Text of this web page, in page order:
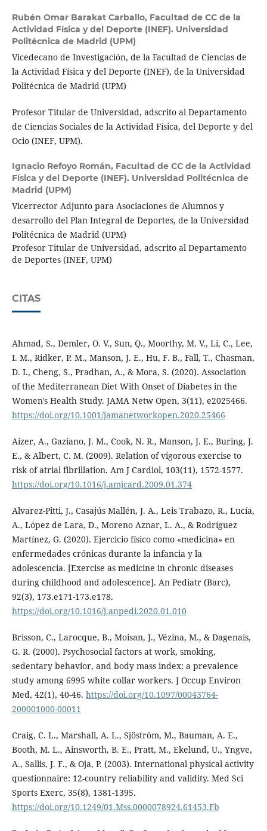
Rubén Omar Barakat Carballo, Facultad de CC de la
Actividad Física y del Deporte (INEF). Universidad
Politécnica de Madrid (UPM)
Vicedecano de Investigación, de la Facultad de Ciencias de
la Actividad Física y del Deporte (INEF), de la Universidad
Politécnica de Madrid (UPM)
Profesor Titular de Universidad, adscrito al Departamento
de Ciencias Sociales de la Actividad Física, del Deporte y del
Ocio (INEF, UPM).
Ignacio Refoyo Román, Facultad de CC de la Actividad
Física y del Deporte (INEF). Universidad Politécnica de
Madrid (UPM)
Vicerrector Adjunto para Asociaciones de Alumnos y
desarrollo del Plan Integral de Deportes, de la Universidad
Politécnica de Madrid (UPM)
Profesor Titular de Universidad, adscrito al Departamento
de Deportes (INEF, UPM)
CITAS
Ahmad, S., Demler, O. V., Sun, Q., Moorthy, M. V., Li, C., Lee,
I. M., Ridker, P. M., Manson, J. E., Hu, F. B., Fall, T., Chasman,
D. I., Cheng, S., Pradhan, A., & Mora, S. (2020). Association
of the Mediterranean Diet With Onset of Diabetes in the
Women's Health Study. JAMA Netw Open, 3(11), e2025466.
https://doi.org/10.1001/jamanetworkopen.2020.25466
Aizer, A., Gaziano, J. M., Cook, N. R., Manson, J. E., Buring, J.
E., & Albert, C. M. (2009). Relation of vigorous exercise to
risk of atrial fibrillation. Am J Cardiol, 103(11), 1572-1577.
https://doi.org/10.1016/j.amjcard.2009.01.374
Alvarez-Pitti, J., Casajús Mallén, J. A., Leis Trabazo, R., Lucía,
A., López de Lara, D., Moreno Aznar, L. A., & Rodríguez
Martínez, G. (2020). Ejercicio físico como «medicina» en
enfermedades crónicas durante la infancia y la
adolescencia. [Exercise as medicine in chronic diseases
during childhood and adolescence]. An Pediatr (Barc),
92(3), 173.e171-173.e178.
https://doi.org/10.1016/j.anpedi.2020.01.010
Brisson, C., Larocque, B., Moisan, J., Vézina, M., & Dagenais,
G. R. (2000). Psychosocial factors at work, smoking,
sedentary behavior, and body mass index: a prevalence
study among 6995 white collar workers. J Occup Environ
Med, 42(1), 40-46. https://doi.org/10.1097/00043764-
200001000-00011
Craig, C. L., Marshall, A. L., Sjöström, M., Bauman, A. E.,
Booth, M. L., Ainsworth, B. E., Pratt, M., Ekelund, U., Yngve,
A., Sallis, J. F., & Oja, P. (2003). International physical activity
questionnaire: 12-country reliability and validity. Med Sci
Sports Exerc, 35(8), 1381-1395.
https://doi.org/10.1249/01.Mss.0000078924.61453.Fb